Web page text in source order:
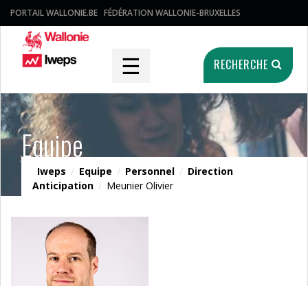
PORTAIL WALLONIE.BE FÉDÉRATION WALLONIE-BRUXELLES
☰ RECHERCHE
Equipe
Iweps / Equipe / Personnel / Direction
Anticipation / Meunier Olivier